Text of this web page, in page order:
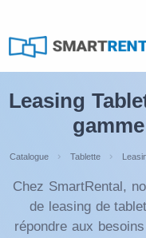
Leasing
Catalogue Tablette
Chez SmartRental,
de leasing de
répondre aux